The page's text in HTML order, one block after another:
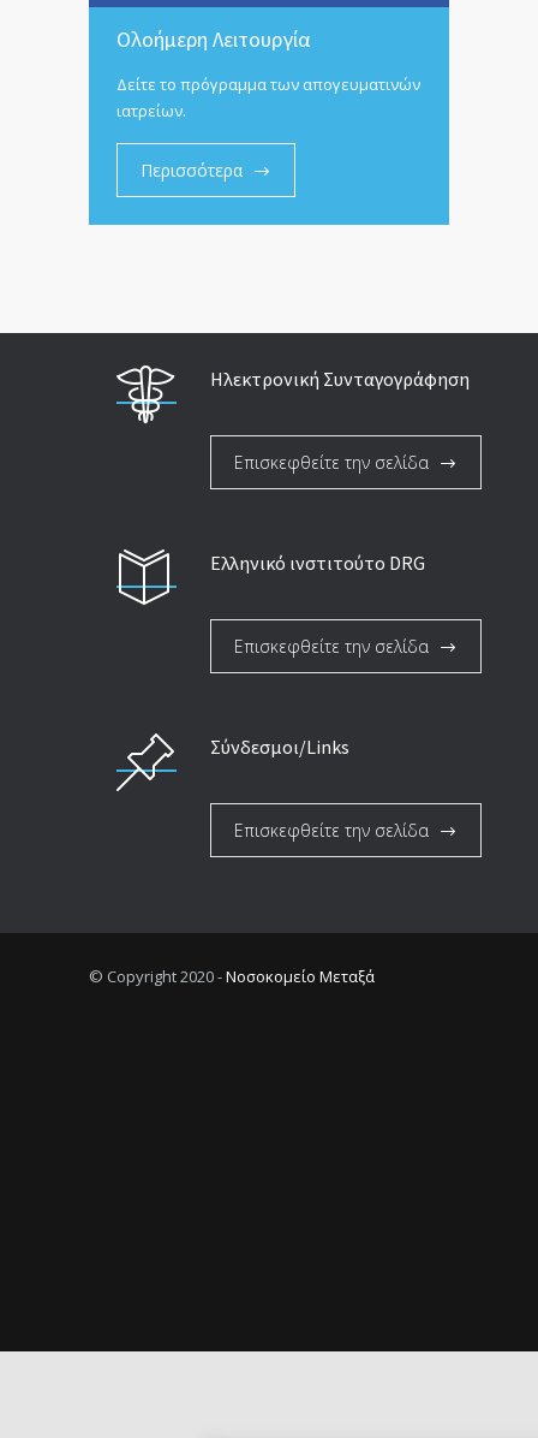
Ολοήμερη Λειτουργία
Δείτε το πρόγραμμα των απογευματινών
ιατρείων.
Περισσότερα
Ηλεκτρονική Συνταγογράφηση
Επισκεφθείτε την σελίδα
Ελληνικό ινστιτούτο DRG
Επισκεφθείτε την σελίδα
Σύνδεσμοι/Links
Επισκεφθείτε την σελίδα
© Copyright 2020 -Νοσοκομείο Μεταξά